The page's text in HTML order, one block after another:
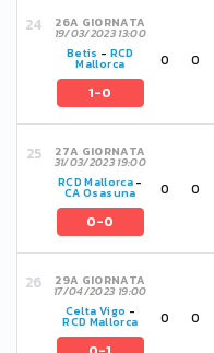
26A GIORNATA
19/03/2023 13:00
Betis - RCD
Mallorca
1-0
0 0
27A GIORNATA
31/03/2023 19:00
RCD Mallorca -
CA Osasuna
0-0
0 0
29A GIORNATA
17/04/2023 19:00
Celta Vigo -
RCD Mallorca 0 0